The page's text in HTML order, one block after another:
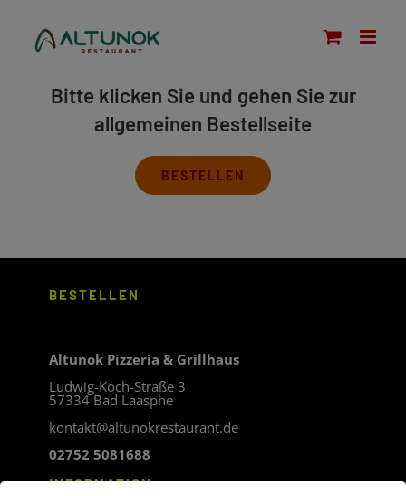
Bitte klicken Sie und gehen Sie zur
allgemeinen Bestellseite
BESTELLEN
BESTELLEN
Altunok Pizzeria & Grillhaus
Ludwig-Koch-Straße 3
57334 Bad Laasphe
kontakt@altunokrestaurant.de
02752 5081688
INFORMATION